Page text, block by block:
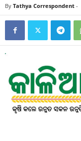
By Tathya Correspondent -